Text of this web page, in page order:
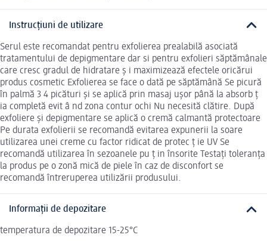
Instrucțiuni de utilizare
Serul este recomandat pentru exfolierea prealabilă asociată
tratamentului de depigmentare dar si pentru exfolieri săptămânale
care cresc gradul de hidratare ș i maximizează efectele oricărui
produs cosmetic Exfolierea se face o dată pe săptămână Se picură
în palmă 3 4 picături şi se aplică prin masaj uşor până la absorb ț
ia completă evit â nd zona contur ochi Nu necesită clătire. După
exfoliere și depigmentare se aplică o cremă calmantă protectoare
Pe durata exfolierii se recomandă evitarea expunerii la soare
utilizarea unei creme cu factor ridicat de protec ț ie UV Se
recomandă utilizarea în sezoanele pu ț in însorite Testați toleranța
la produs pe o zonă mică de piele în caz de disconfort se
recomandă întreruperea utilizării produsului.
Informații de depozitare
temperatura de depozitare 15-25°C